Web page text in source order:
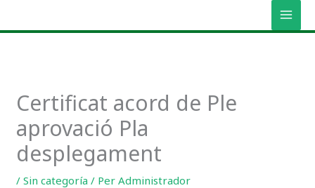
Certificat acord de Ple
aprovació Pla
desplegament
/Sin categoría / Per Administrador